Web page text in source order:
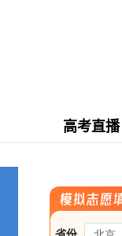
高考直播